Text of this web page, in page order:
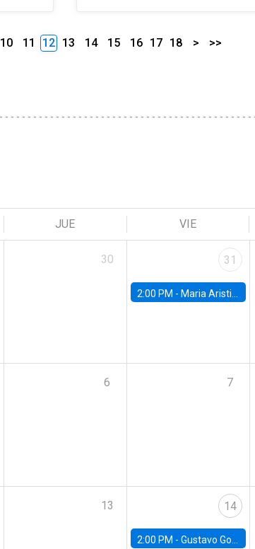
10 11 12 13 14 15 16 17 18 > >>
JUE VIE
30 31
2:00 PM - Maria Aristizabal-Ramirez, FED Board
6 7
13 14
2:00 PM - Gustavo González - Banco Central de Chile